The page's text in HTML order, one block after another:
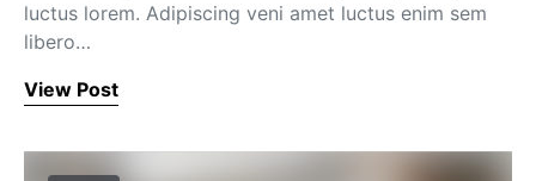
luctus lorem. Adipiscing veni amet luctus enim sem
libero…
View Post